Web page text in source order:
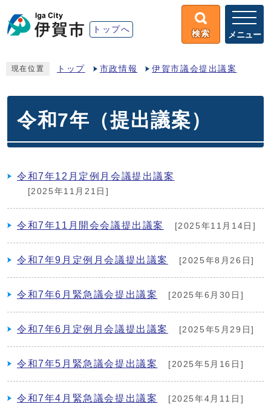
トップへ 検索 メニュー
現在位置 トップ 市政情報 伊賀市議会提出議案
令和7年（提出議案）
令和7年12月定例月会議提出議案
[2025年11月21日]
令和7年11月開会会議提出議案 [2025年11月14日]
令和7年9月定例月会議提出議案 [2025年8月26日]
令和7年6月緊急議会提出議案 [2025年6月30日]
令和7年6月定例月会議提出議案 [2025年5月29日]
令和7年5月緊急議会提出議案 [2025年5月16日]
令和7年4月緊急議会提出議案 [2025年4月11日]